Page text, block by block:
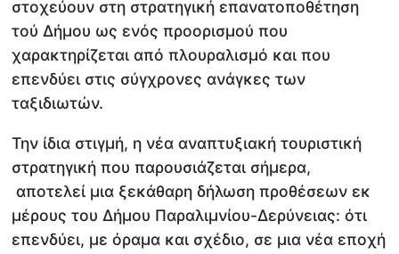
στοχεύουν στη στρατηγική επανατοποθέτηση
τού Δήμου ως ενός προορισμού που
χαρακτηρίζεται από πλουραλισμό και που
επενδύει στις σύγχρονες ανάγκες των
ταξιδιωτών.
Την ίδια στιγμή, η νέα αναπτυξιακή τουριστική
στρατηγική που παρουσιάζεται σήμερα,
αποτελεί μια ξεκάθαρη δήλωση προθέσεων εκ
μέρους του Δήμου Παραλιμνίου-Δερύνειας: ότι
επενδύει, με όραμα και σχέδιο, σε μια νέα εποχή